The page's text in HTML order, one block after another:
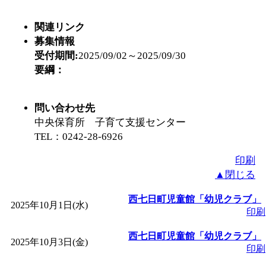
「皆鶴姫のこびる塾
～」 受付期間：～
間：2026/08/10～
赤ちゃん交流広場
間：2026/08/10～
みなづる号乗車体
de 健康づくり」
」
関連リンク
募集情報
受付期間:2025/09/02～2025/09/30
要綱：
問い合わせ先
中央保育所 子育て支援センター
TEL：0242-28-6926
印刷
▲閉じる
2025年10月1日(水)
西七日町児童館「幼児クラブ」
印刷
2025年10月3日(金)
西七日町児童館「幼児クラブ」
印刷